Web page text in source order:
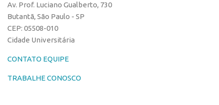
Edição 2025
Edição 2021
Edição 2019
Edição 2017
Inovação em Números
Av. Prof. Luciano Gualberto, 730
Butantã, São Paulo - SP
CEP: 05508-010
Cidade Universitária
CONTATO EQUIPE
TRABALHE CONOSCO